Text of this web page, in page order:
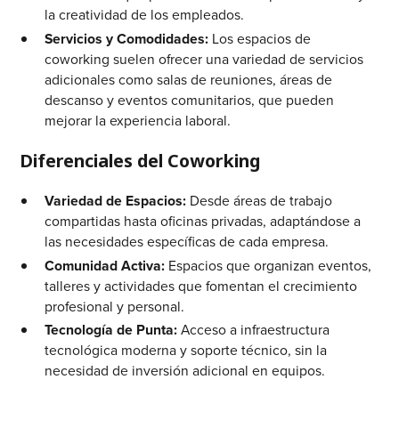
la creatividad de los empleados.
Servicios y Comodidades:Los espacios de
coworking suelen ofrecer una variedad de servicios
adicionales como salas de reuniones, áreas de
descanso y eventos comunitarios, que pueden
mejorar la experiencia laboral.
Diferenciales del Coworking
Variedad de Espacios:Desde áreas de trabajo
compartidas hasta oficinas privadas, adaptándose a
las necesidades específicas de cada empresa.
Comunidad Activa:Espacios que organizan eventos,
talleres y actividades que fomentan el crecimiento
profesional y personal.
Tecnología de Punta:Acceso a infraestructura
tecnológica moderna y soporte técnico, sin la
necesidad de inversión adicional en equipos.